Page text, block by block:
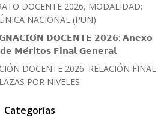
DOCENTE 2026, MODALIDAD:
NACIONAL (PUN)
𝗗𝗢𝗖𝗘𝗡𝗧𝗘 𝟮𝟬𝟮𝟲: 𝗔𝗻𝗲𝘅𝗼
𝗠𝗲́𝗿𝗶𝘁𝗼𝘀 𝗙𝗶𝗻𝗮𝗹 𝗚𝗲𝗻𝗲𝗿𝗮𝗹
DOCENTE 2026: RELACIÓN FINAL
POR NIVELES
Categorías